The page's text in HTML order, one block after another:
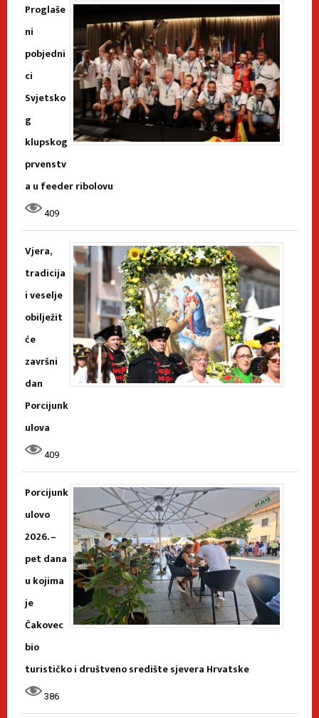
Proglaše
ni
pobjedni
ci
Svjetsko
g
klupskog
prvenstv
a u feeder ribolovu
409
Vjera,
tradicija
i veselje
obilježit
će
završni
dan
Porcijunk
ulova
409
Porcijunk
ulovo
2026. –
pet dana
u kojima
je
Čakovec
bio
turističko i društveno središte sjevera Hrvatske
386